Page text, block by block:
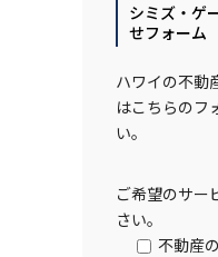
シミズ・ゲ
せフォーム
ハワイの不動
はこちらのフ
い。
ご希望のサー
さい。
不動産